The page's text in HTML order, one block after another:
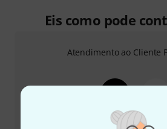
Eis como pode
Atendimento ao Cliente